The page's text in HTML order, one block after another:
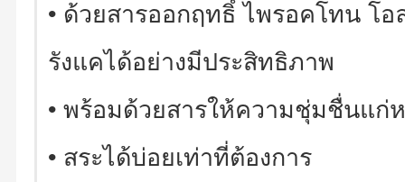
• ด้วยสารออกฤทธิ์ ไพรอคโทน โ
รังแคได้อย่างมีประสิทธิภาพ
• พร้อมด้วยสารให้ความชุ่มชื่นแก่
• สระได้บ่อยเท่าที่ต้องการ